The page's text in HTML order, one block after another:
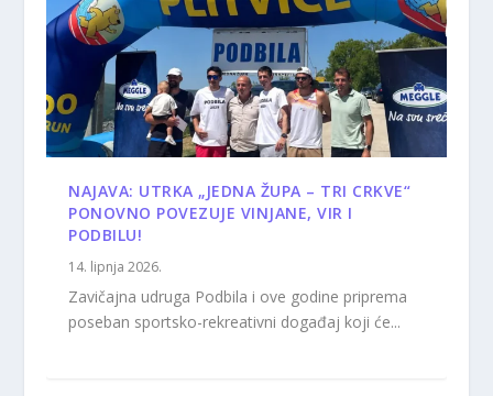
NAJAVA: UTRKA „JEDNA ŽUPA – TRI CRKVE“
PONOVNO POVEZUJE VINJANE, VIR I
PODBILU!
14. lipnja 2026.
Zavičajna udruga Podbila i ove godine priprema
poseban sportsko-rekreativni događaj koji će...